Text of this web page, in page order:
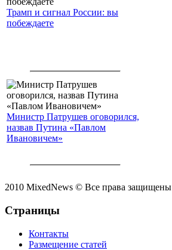
Трамп и сигнал России: вы
побеждаете
Министр Патрушев оговорился,
назвав Путина «Павлом
Ивановичем»
2010 MixedNews © Все права защищены
Страницы
Контакты
Размещение статей